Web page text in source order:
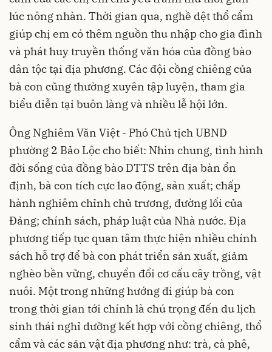
lúc nông nhàn. Thời gian qua, nghề dệt thổ cẩm
giúp chị em có thêm nguồn thu nhập cho gia đình
và phát huy truyền thống văn hóa của đồng bào
dân tộc tại địa phương. Các đội cồng chiêng của
bà con cũng thường xuyên tập luyện, tham gia
biểu diễn tại buôn làng và nhiều lễ hội lớn.
Ông Nghiêm Văn Việt - Phó Chủ tịch UBND
phường 2 Bảo Lộc cho biết: Nhìn chung, tình hình
đời sống của đồng bào DTTS trên địa bàn ổn
định, bà con tích cực lao động, sản xuất; chấp
hành nghiêm chỉnh chủ trương, đường lối của
Đảng; chính sách, pháp luật của Nhà nước. Địa
phương tiếp tục quan tâm thực hiện nhiều chính
sách hỗ trợ để bà con phát triển sản xuất, giảm
nghèo bền vững, chuyển đổi cơ cấu cây trồng, vật
nuôi. Một trong những hướng đi giúp bà con
trong thời gian tới chính là chú trọng đến du lịch
sinh thái nghỉ dưỡng kết hợp với cồng chiêng, thổ
cẩm và các sản vật địa phương như: trà, cà phê,